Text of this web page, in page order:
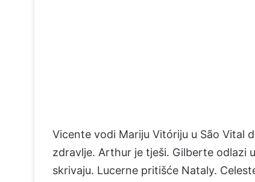
Vicente vodi Mariju Vitóriju u São Vital
zdravlje. Arthur je tješi. Gilberte odlazi
skrivaju. Lucerne pritišće Nataly.